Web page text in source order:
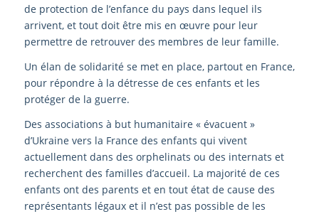
de protection de l’enfance du pays dans lequel ils
arrivent, et tout doit être mis en œuvre pour leur
permettre de retrouver des membres de leur famille.
Un élan de solidarité se met en place, partout en France,
pour répondre à la détresse de ces enfants et les
protéger de la guerre.
Des associations à but humanitaire « évacuent »
d’Ukraine vers la France des enfants qui vivent
actuellement dans des orphelinats ou des internats et
recherchent des familles d’accueil. La majorité de ces
enfants ont des parents et en tout état de cause des
représentants légaux et il n’est pas possible de les